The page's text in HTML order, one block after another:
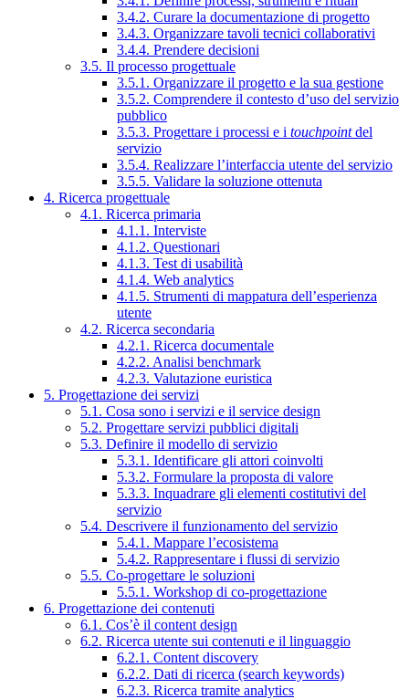
3.4.2. Curare la documentazione di progetto
3.4.3. Organizzare tavoli tecnici collaborativi
3.4.4. Prendere decisioni
3.5. Il processo progettuale
3.5.1. Organizzare il progetto e la sua gestione
3.5.2. Comprendere il contesto d’uso del servizio
pubblico
3.5.3. Progettare i processi e i touchpointdel
servizio
3.5.4. Realizzare l’interfaccia utente del servizio
3.5.5. Validare la soluzione ottenuta
4. Ricerca progettuale
4.1. Ricerca primaria
4.1.1. Interviste
4.1.2. Questionari
4.1.3. Test di usabilità
4.1.4. Web analytics
4.1.5. Strumenti di mappatura dell’esperienza
utente
4.2. Ricerca secondaria
4.2.1. Ricerca documentale
4.2.2. Analisi benchmark
4.2.3. Valutazione euristica
5. Progettazione dei servizi
5.1. Cosa sono i servizi e il service design
5.2. Progettare servizi pubblici digitali
5.3. Definire il modello di servizio
5.3.1. Identificare gli attori coinvolti
5.3.2. Formulare la proposta di valore
5.3.3. Inquadrare gli elementi costitutivi del
servizio
5.4. Descrivere il funzionamento del servizio
5.4.1. Mappare l’ecosistema
5.4.2. Rappresentare i flussi di servizio
5.5. Co-progettare le soluzioni
5.5.1. Workshop di co-progettazione
6. Progettazione dei contenuti
6.1. Cos’è il content design
6.2. Ricerca utente sui contenuti e il linguaggio
6.2.1. Content discovery
6.2.2. Dati di ricerca (search keywords)
6.2.3. Ricerca tramite analytics